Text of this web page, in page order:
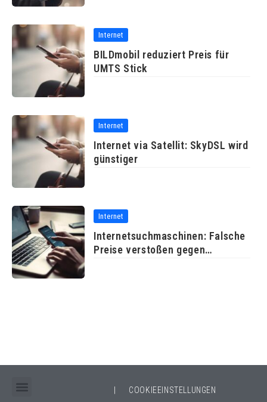
Internet
BILDmobil reduziert Preis für
UMTS Stick
Internet
Internet via Satellit: SkyDSL wird
günstiger
Internet
Internetsuchmaschinen: Falsche
Preise verstoßen gegen
COOKIEEINSTELLUNGEN